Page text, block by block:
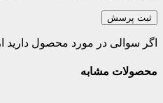
ثبت پرسش
اگر سوالی در مورد محصول دارید
محصولات مشابه